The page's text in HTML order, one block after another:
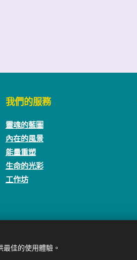
我們的服務
靈魂的藍圖
內在的風景
能量重塑
生命的光彩
工作坊
佳的使用體驗。